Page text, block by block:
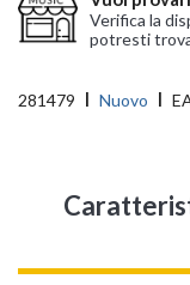
Verifica la
potresti
281479 Nuovo